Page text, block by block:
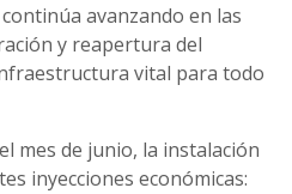
avanzando en las
y reapertura del
vital para todo
mes de junio, la instalación
inyecciones económicas: